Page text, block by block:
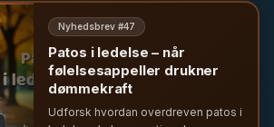
formidling.
Nyhedsbrev #47
Patos i ledelse – når
følelsesappeller drukner
dømmekraft
Udforsk hvordan overdreven patos i